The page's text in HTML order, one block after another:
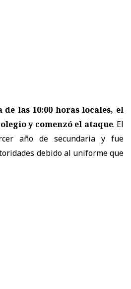
de las 10:00 horas locales, el
y comenzó el ataque. El
año de secundaria y fue
debido al uniforme que